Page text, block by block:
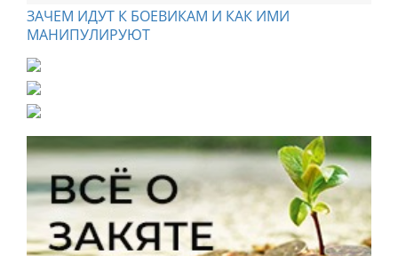
ЗАЧЕМ ИДУТ К БОЕВИКАМ И КАК ИМИ
МАНИПУЛИРУЮТ